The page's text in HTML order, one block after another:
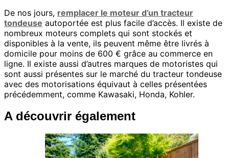
De nos jours, remplacer le moteur d’un tracteur
tondeuse autoportée est plus facile d’accès. Il existe de
nombreux moteurs complets qui sont stockés et
disponibles à la vente, ils peuvent même être livrés à
domicile pour moins de 600 € grâce au commerce en
ligne. Il existe aussi d’autres marques de motoristes qui
sont aussi présentes sur le marché du tracteur tondeuse
avec des motorisations équivaut à celles présentées
précédemment, comme Kawasaki, Honda, Kohler.
A découvrir également